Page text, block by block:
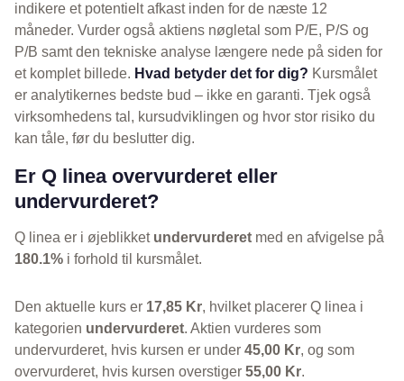
indikere et potentielt afkast inden for de næste 12
måneder. Vurder også aktiens nøgletal som P/E, P/S og
P/B samt den tekniske analyse længere nede på siden for
et komplet billede. Hvad betyder det for dig? Kursmålet
er analytikernes bedste bud – ikke en garanti. Tjek også
virksomhedens tal, kursudviklingen og hvor stor risiko du
kan tåle, før du beslutter dig.
Er Q linea overvurderet eller
undervurderet?
Q linea er i øjeblikket undervurderet med en afvigelse på
180.1% i forhold til kursmålet.
Den aktuelle kurs er 17,85 Kr, hvilket placerer Q linea i
kategorien undervurderet. Aktien vurderes som
undervurderet, hvis kursen er under 45,00 Kr, og som
overvurderet, hvis kursen overstiger 55,00 Kr.